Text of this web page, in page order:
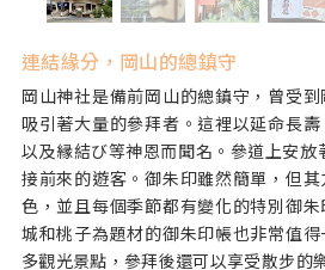
連結緣分，岡山的總鎮守
岡山神社是備前岡山的總鎮守，曾受
吸引著大量的參拜者。這裡以延命長
以及縁結び等神恩而聞名。參道上安
接前來的遊客。御朱印雖然簡單，但
色，並且每個季節都有變化的特別御
城和桃子為題材的御朱印帳也非常值
多觀光景點，參拜後還可以享受散步的